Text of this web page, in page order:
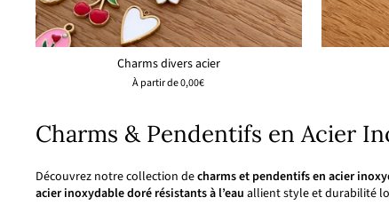
Charms divers acier
À partir de0,00€
Charms & Pendentifs en Acier
Découvrez notre collection decharms et pendentifs en acier
acier inoxydable doré résistants à l’eau allient style et durabilité